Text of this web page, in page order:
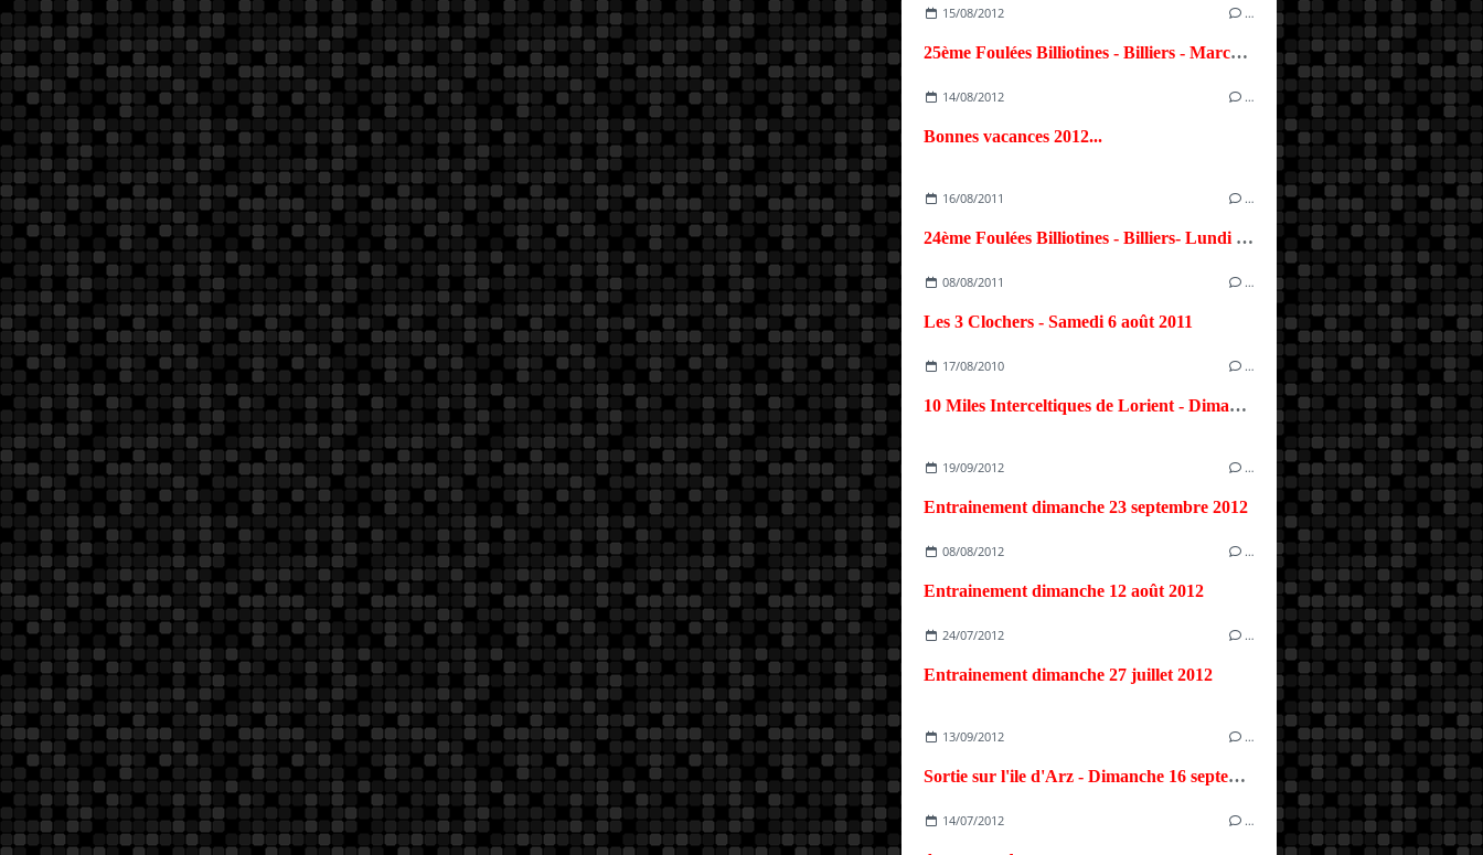
15/08/2012 …
25ème Foulées Billiotines - Billiers - Marcredi 15 août 2012
14/08/2012 …
Bonnes vacances 2012...
16/08/2011 …
24ème Foulées Billiotines - Billiers- Lundi 15 août 2011
08/08/2011 …
Les 3 Clochers - Samedi 6 août 2011
17/08/2010 …
10 Miles Interceltiques de Lorient - Dimanche 15 août 2010
19/09/2012 …
Entrainement dimanche 23 septembre 2012
08/08/2012 …
Entrainement dimanche 12 août 2012
24/07/2012 …
Entrainement dimanche 27 juillet 2012
13/09/2012 …
Sortie sur l'ile d'Arz - Dimanche 16 septembre 2012
14/07/2012 …